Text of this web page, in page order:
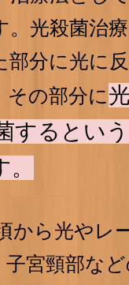
。光殺菌治
部分に光に
その部分に
するとい
から光やレ
子宮頸部な